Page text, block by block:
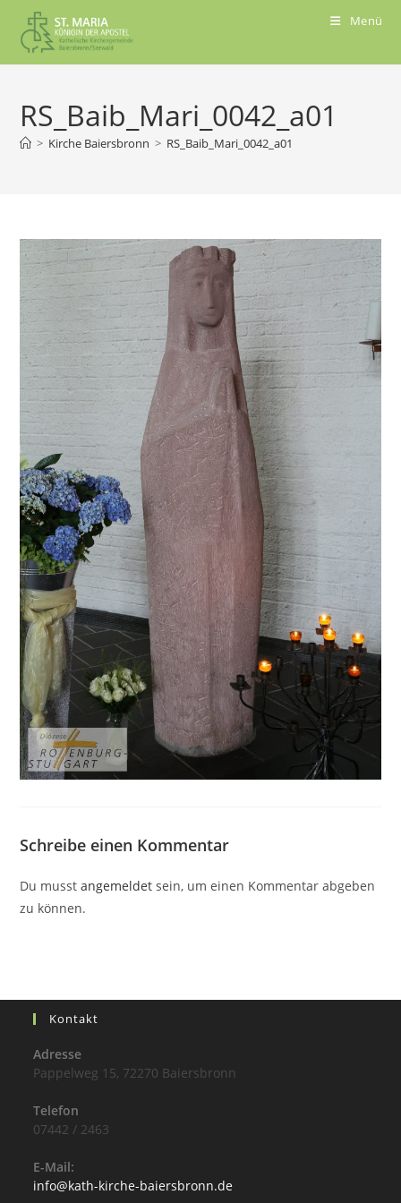
Menü
RS_Baib_Mari_0042_a01
> Kirche Baiersbronn > RS_Baib_Mari_0042_a01
Schreibe einen Kommentar
Du musstangemeldet sein, um einen Kommentar abgeben
zu können.
Kontakt
Adresse
Pappelweg 15, 72270 Baiersbronn
Telefon
07442 / 2463
E-Mail:
info@kath-kirche-baiersbronn.de